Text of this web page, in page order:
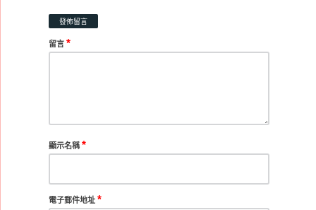
發佈留言
留言 *
顯示名稱 *
電子郵件地址 *